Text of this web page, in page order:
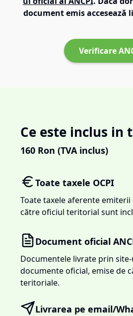
document emis accesează
Verificare
Ce este inclus in
160 Ron (TVA inclus)
Toate taxele OCPI
Toate taxele aferente
către oficiul teritorial sunt
Document oficial
Documentele livrate prin
documente oficial, emise de
teritoriale.
Livrarea pe email/